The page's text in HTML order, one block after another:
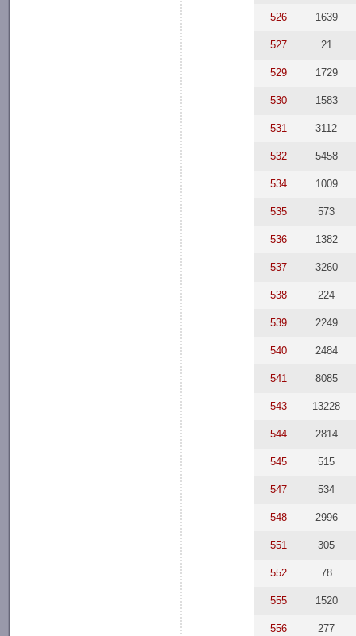
526 1639
527 21
529 1729
530 1583
531 3112
532 5458
534 1009
535 573
536 1382
537 3260
538 224
539 2249
540 2484
541 8085
543 13228
544 2814
545 515
547 534
548 2996
551 305
552 78
555 1520
556 277